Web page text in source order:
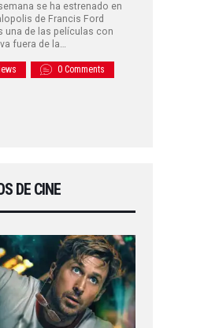
se ha estrenado en
de Francis Ford
una de las películas con
fuera de la…
0 Comments
DE CINE